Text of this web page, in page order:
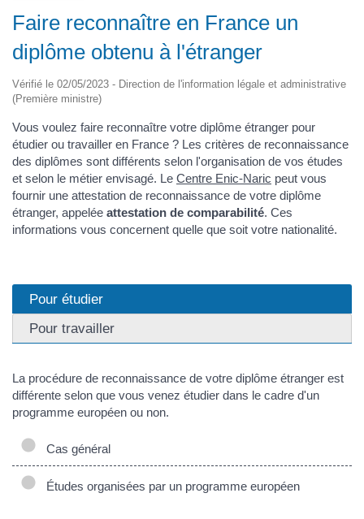
Faire reconnaître en France un
diplôme obtenu à l'étranger
Vérifié le 02/05/2023 - Direction de l'information légale et administrative
(Première ministre)
Vous voulez faire reconnaître votre diplôme étranger pour
étudier ou travailler en France ? Les critères de reconnaissance
des diplômes sont différents selon l'organisation de vos études
et selon le métier envisagé. Le Centre Enic-Naric peut vous
fournir une attestation de reconnaissance de votre diplôme
étranger, appelée attestation de comparabilité. Ces
informations vous concernent quelle que soit votre nationalité.
Pour étudier
Pour travailler
La procédure de reconnaissance de votre diplôme étranger est
différente selon que vous venez étudier dans le cadre d'un
programme européen ou non.
Cas général
Études organisées par un programme européen